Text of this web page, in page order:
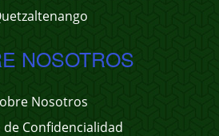
NOSOTROS
Nosotros
de Confidencialidad